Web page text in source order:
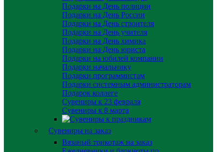
Подарки на День полиции
Подарки на День России
Подарки на День строителя
Подарки на День учителя
Подарки на День химика
Подарки на День юриста
Подарки на юбилей компании
Подарки начальнику
Подарки программистам
Подарки системным администраторам
Подарок коллеге
Сувениры к 23 февраля
Сувениры к 8 марта
Сувениры на заказ
Вязаный трикотаж на заказ